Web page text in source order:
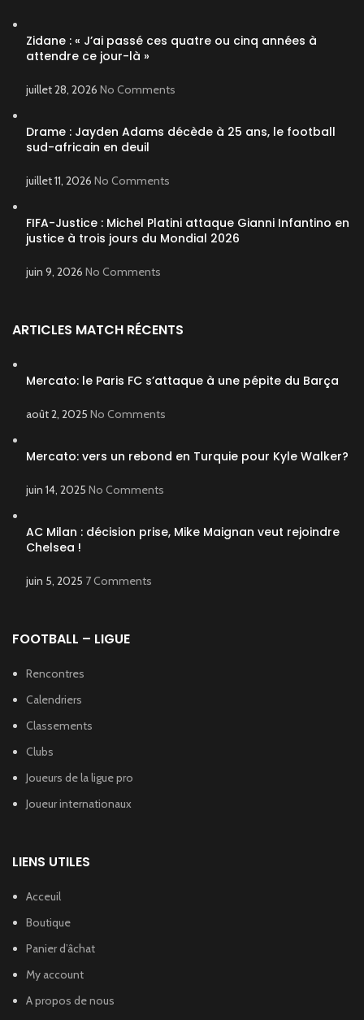
Zidane : « J’ai passé ces quatre ou cinq années à
attendre ce jour-là »
juillet 28, 2026 No Comments
Drame : Jayden Adams décède à 25 ans, le football
sud-africain en deuil
juillet 11, 2026 No Comments
FIFA-Justice : Michel Platini attaque Gianni Infantino en
justice à trois jours du Mondial 2026
juin 9, 2026 No Comments
ARTICLES MATCH RÉCENTS
Mercato: le Paris FC s’attaque à une pépite du Barça
août 2, 2025 No Comments
Mercato: vers un rebond en Turquie pour Kyle Walker?
juin 14, 2025 No Comments
AC Milan : décision prise, Mike Maignan veut rejoindre
Chelsea !
juin 5, 2025 7 Comments
FOOTBALL – LIGUE
Rencontres
Calendriers
Classements
Clubs
Joueurs de la ligue pro
Joueur internationaux
LIENS UTILES
Acceuil
Boutique
Panier d’âchat
My account
A propos de nous